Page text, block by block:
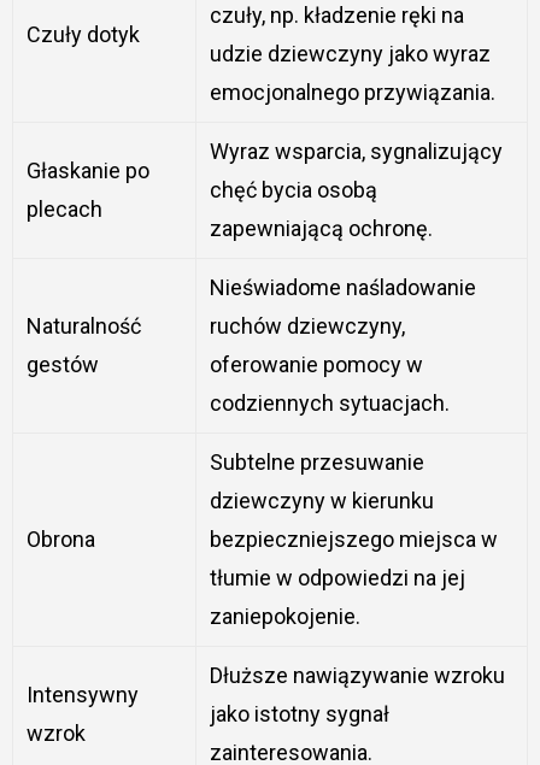
Czuły dotyk
czuły, np. kładzenie ręki na
udzie dziewczyny jako wyraz
emocjonalnego przywiązania.
Głaskanie po
plecach
Wyraz wsparcia, sygnalizujący
chęć bycia osobą
zapewniającą ochronę.
Naturalność
gestów
Nieświadome naśladowanie
ruchów dziewczyny,
oferowanie pomocy w
codziennych sytuacjach.
Obrona
Subtelne przesuwanie
dziewczyny w kierunku
bezpieczniejszego miejsca w
tłumie w odpowiedzi na jej
zaniepokojenie.
Intensywny
wzrok
Dłuższe nawiązywanie wzroku
jako istotny sygnał
zainteresowania.